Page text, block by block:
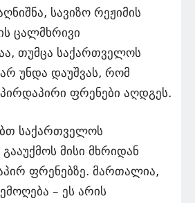
სავიზო რეჟიმის
ცალმხრივი
თუმცა საქართველოს
უნდა დაუშვას, რომ
პირდაპირი ფრენები აღდგეს.
საქართველოს
მისი მხრიდან
ფრენებზე. მართალია,
– ეს არის